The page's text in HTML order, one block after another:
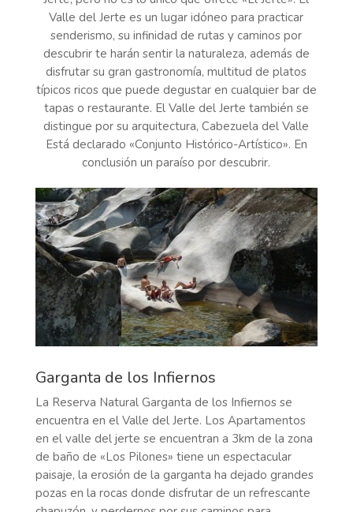
Valle del Jerte es un lugar idóneo para practicar
senderismo, su infinidad de rutas y caminos por
descubrir te harán sentir la naturaleza, además de
disfrutar su gran gastronomía, multitud de platos
típicos ricos que puede degustar en cualquier bar de
tapas o restaurante. El Valle del Jerte también se
distingue por su arquitectura, Cabezuela del Valle
Está declarado «Conjunto Histórico-Artístico». En
conclusión un paraíso por descubrir.
Garganta de los Infiernos
La Reserva Natural Garganta de los Infiernos se
encuentra en el Valle del Jerte. Los Apartamentos
en el valle del jerte se encuentran a 3km de la zona
de baño de «Los Pilones» tiene un espectacular
paisaje, la erosión de la garganta ha dejado grandes
pozas en la rocas donde disfrutar de un refrescante